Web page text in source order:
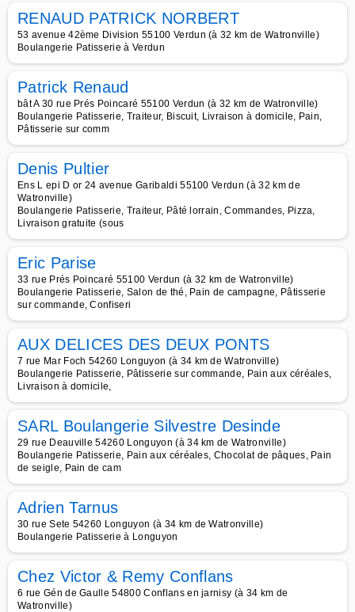
RENAUD PATRICK NORBERT
53 avenue 42ème Division 55100 Verdun (à 32 km de Watronville)
Boulangerie Patisserie à Verdun
Patrick Renaud
bât A 30 rue Prés Poincaré 55100 Verdun (à 32 km de Watronville)
Boulangerie Patisserie, Traiteur, Biscuit, Livraison à domicile, Pain,
Pâtisserie sur comm
Denis Pultier
Ens L epi D or 24 avenue Garibaldi 55100 Verdun (à 32 km de
Watronville)
Boulangerie Patisserie, Traiteur, Pâté lorrain, Commandes, Pizza,
Livraison gratuite (sous
Eric Parise
33 rue Prés Poincaré 55100 Verdun (à 32 km de Watronville)
Boulangerie Patisserie, Salon de thé, Pain de campagne, Pâtisserie
sur commande, Confiseri
AUX DELICES DES DEUX PONTS
7 rue Mar Foch 54260 Longuyon (à 34 km de Watronville)
Boulangerie Patisserie, Pâtisserie sur commande, Pain aux céréales,
Livraison à domicile,
SARL Boulangerie Silvestre Desinde
29 rue Deauville 54260 Longuyon (à 34 km de Watronville)
Boulangerie Patisserie, Pain aux céréales, Chocolat de pâques, Pain
de seigle, Pain de cam
Adrien Tarnus
30 rue Sete 54260 Longuyon (à 34 km de Watronville)
Boulangerie Patisserie à Longuyon
Chez Victor & Remy Conflans
6 rue Gén de Gaulle 54800 Conflans en jarnisy (à 34 km de
Watronville)